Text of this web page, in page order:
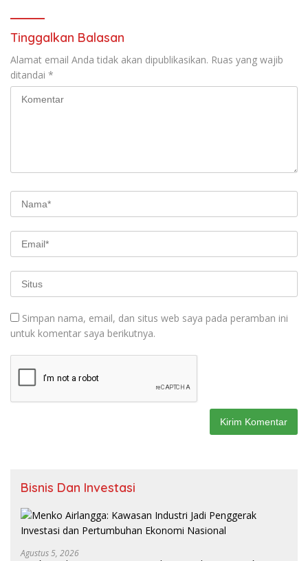
Tinggalkan Balasan
Alamat email Anda tidak akan dipublikasikan. Ruas yang wajib
ditandai *
Simpan nama, email, dan situs web saya pada peramban ini
untuk komentar saya berikutnya.
Bisnis Dan Investasi
Agustus 5, 2026